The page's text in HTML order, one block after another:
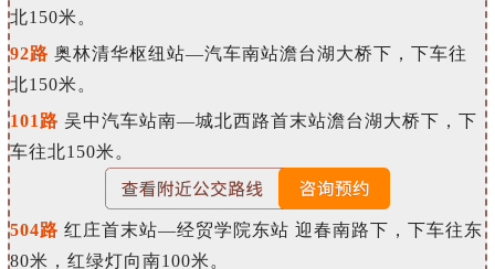
北150米。
92路 奥林清华枢纽站—汽车南站澹台湖大桥下，下车往
北150米。
101路 吴中汽车站南—城北西路首末站澹台湖大桥下，下
车往北150米。
504路 红庄首末站—经贸学院东站 迎春南路下，下车往东
80米，红绿灯向南100米。